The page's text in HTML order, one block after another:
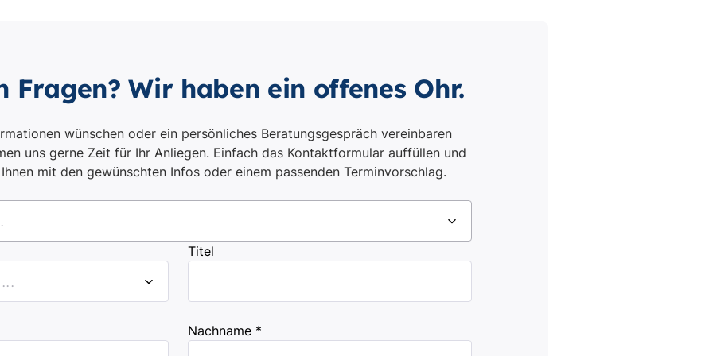
Fragen? Wir haben ein offenes Ohr.
wünschen oder ein persönliches Beratungsgespräch vereinbaren
uns gerne Zeit für Ihr Anliegen. Einfach das Kontaktformular auffüllen und
mit den gewünschten Infos oder einem passenden Terminvorschlag.
Titel
Nachname *